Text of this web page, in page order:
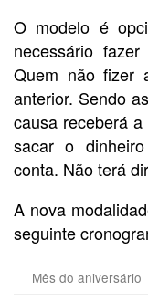
O modelo é
necessário
Quem não fizer
anterior. Sendo
causa receberá
sacar o
conta. Não terá
A nova
seguinte
Mês do aniversário